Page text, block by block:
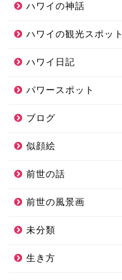
ハワイの神話
ハワイの観光スポット
ハワイ日記
パワースポット
ブログ
似顔絵
前世の話
前世の風景画
未分類
生き方